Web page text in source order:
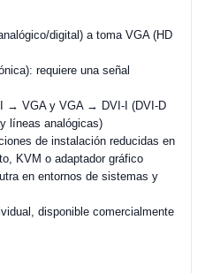
digital) a toma VGA (HD
requiere una señal
I → VGA y VGA → DVI-I (DVI-D
líneas analógicas)
de instalación reducidas en
KVM o adaptador gráfico
en entornos de sistemas y
disponible comercialmente